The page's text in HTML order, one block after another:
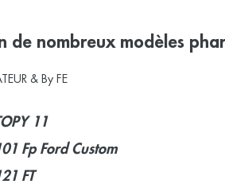
de nombreux modèles
& By FE
11
Fp Ford Custom
FT